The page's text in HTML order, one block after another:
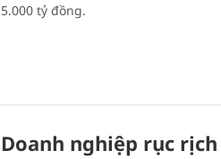
5.000 tỷ đồng.
Doanh nghiệp rục